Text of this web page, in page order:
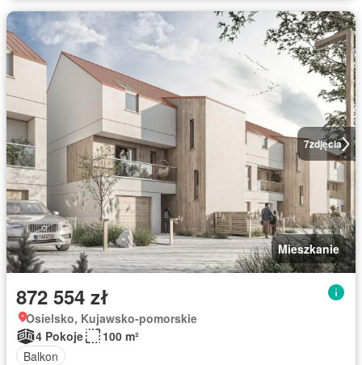
7zdjęcia
Mieszkanie
872 554 zł
Osielsko, Kujawsko-pomorskie
4 Pokoje
100 m²
Balkon